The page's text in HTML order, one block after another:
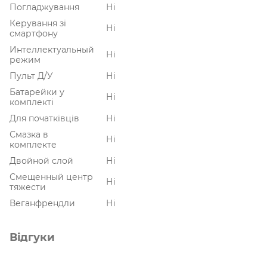
Погладжування
Ні
Керування зі
смартфону
Ні
Интеллектуальный
режим
Ні
Пульт Д/У
Ні
Батарейки у
комплекті
Ні
Для початківців
Ні
Смазка в
комплекте
Ні
Двойной слой
Ні
Смещенный центр
тяжести
Ні
Веганфрендли
Ні
Відгуки